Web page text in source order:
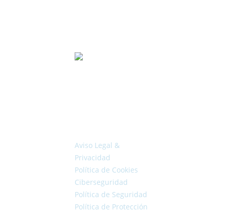
Aviso Legal &
Privacidad
Política de Cookies
Ciberseguridad
Política de Seguridad
Política de Protección